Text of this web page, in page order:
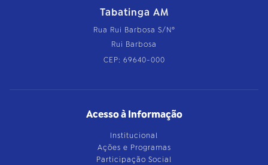
Tabatinga AM
Rua Rui Barbosa S/Nº
Rui Barbosa
CEP: 69640-000
Acesso à Informação
Institucional
Ações e Programas
Participação Social